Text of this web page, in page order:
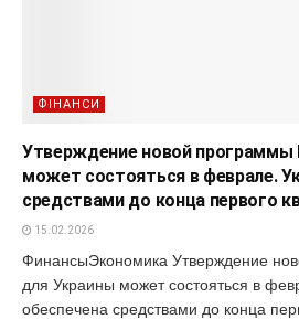
ФІНАНСИ
Утверждение новой
может состояться в феврале.
средствами до конца первого
15.02.2026
ФинансыЭкономика Утверждение
для Украины может состояться в
обеспечена средствами до конца